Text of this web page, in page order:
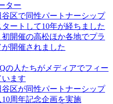
ター
区で同性パートナーシップ
ートして10年が経ちました
開催の高松ほか各地でプラ
開催されました
の人たちがメディアでフィー
ます
区が同性パートナーシップ
周年記念企画を実施